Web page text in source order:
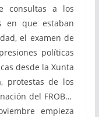
consultas a los
en que estaban
el examen de
políticas
desde la Xunta
protestas de los
del FROB…
empieza